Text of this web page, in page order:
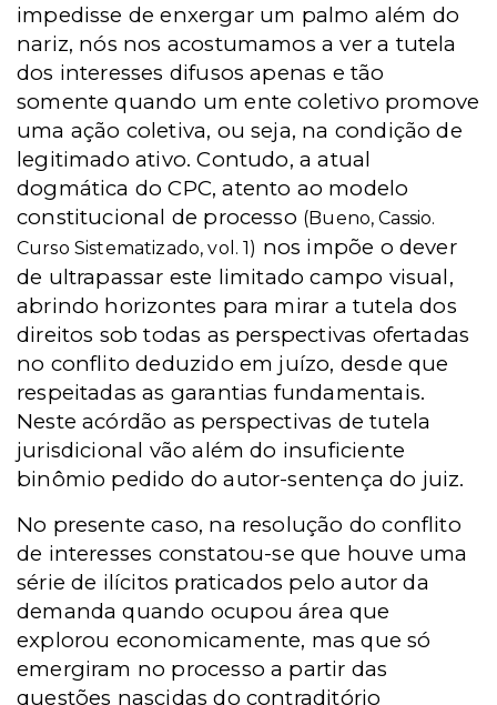
impedisse de enxergar um palmo além do
nariz, nós nos acostumamos a ver a tutela
dos interesses difusos apenas e tão
somente quando um ente coletivo promove
uma ação coletiva, ou seja, na condição de
legitimado ativo. Contudo, a atual
dogmática do CPC, atento ao modelo
constitucional de processo (Bueno, Cassio.
Curso Sistematizado, vol. 1) nos impõe o dever
de ultrapassar este limitado campo visual,
abrindo horizontes para mirar a tutela dos
direitos sob todas as perspectivas ofertadas
no conflito deduzido em juízo, desde que
respeitadas as garantias fundamentais.
Neste acórdão as perspectivas de tutela
jurisdicional vão além do insuficiente
binômio pedido do autor-sentença do juiz.
No presente caso, na resolução do conflito
de interesses constatou-se que houve uma
série de ilícitos praticados pelo autor da
demanda quando ocupou área que
explorou economicamente, mas que só
emergiram no processo a partir das
questões nascidas do contraditório